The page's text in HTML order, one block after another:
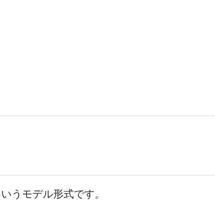
いうモデル形式です。